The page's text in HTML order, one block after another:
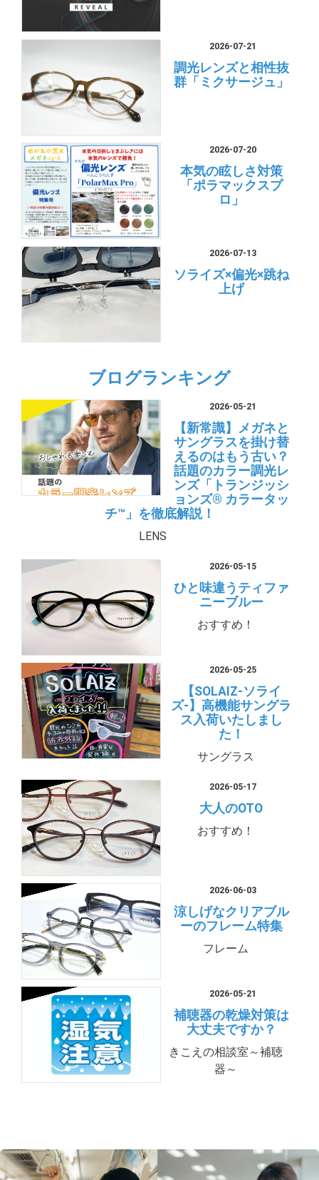
2026-07-21
調光レンズと相性抜
群「ミクサージュ」
2026-07-20
本気の眩しさ対策
「ポラマックスプ
ロ」
2026-07-13
ソライズ×偏光×跳ね
上げ
ブログランキング
2026-05-21
【新常識】メガネと
サングラスを掛け替
えるのはもう古い？
話題のカラー調光レ
ンズ「トランジッシ
ョンズ® カラータッ
チ™」を徹底解説！
LENS
2026-05-15
ひと味違うティファ
ニーブルー
おすすめ！
2026-05-25
【SOLAIZ-ソライ
ズ-】高機能サングラ
ス入荷いたしまし
た！
サングラス
2026-05-17
大人のOTO
おすすめ！
2026-06-03
涼しげなクリアブル
ーのフレーム特集
フレーム
2026-05-21
補聴器の乾燥対策は
大丈夫ですか？
きこえの相談室～補聴
器～